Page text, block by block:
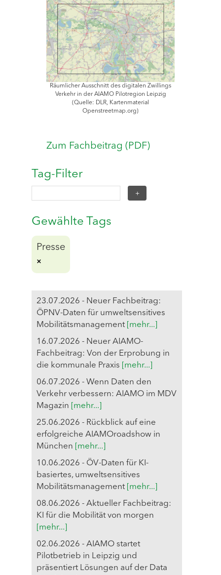
Räumlicher Ausschnitt des digitalen Zwillings
Verkehr in der AIAMO Pilotregion Leipzig
(Quelle: DLR, Kartenmaterial
Openstreetmap.org)
Zum Fachbeitrag (PDF)
Tag-Filter
Gewählte Tags
Presse
23.07.2026 - Neuer Fachbeitrag:
ÖPNV-Daten für umweltsensitives
Mobilitätsmanagement [mehr...]
16.07.2026 - Neuer AIAMO-
Fachbeitrag: Von der Erprobung in
die kommunale Praxis
[mehr...]
06.07.2026 - Wenn Daten den
Verkehr verbessern: AIAMO im MDV
Magazin
[mehr...]
25.06.2026 - Rückblick auf eine
erfolgreiche AIAMOroadshow in
München
[mehr...]
10.06.2026 - ÖV-Daten für KI-
basiertes, umweltsensitives
Mobilitätsmanagement [mehr...]
08.06.2026 - Aktueller Fachbeitrag:
KI für die Mobilität von morgen
[mehr...]
02.06.2026 - AIAMO startet
Pilotbetrieb in Leipzig und
präsentiert Lösungen auf der Data